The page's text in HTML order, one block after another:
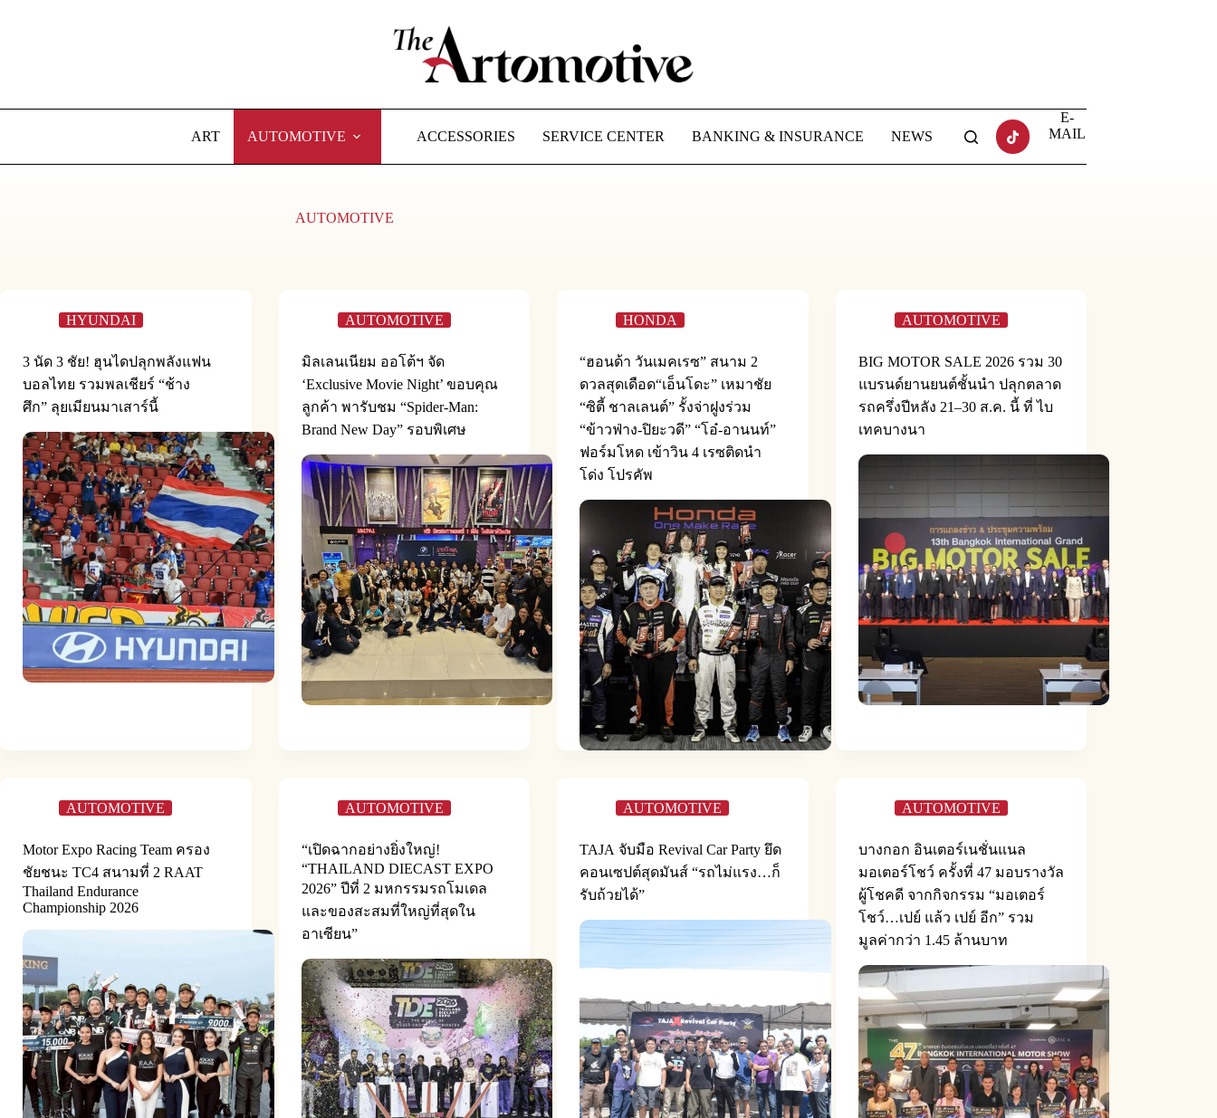
ART AUTOMOTIVE ACCESSORIES SERVICE CENTER BANKING & INSURANCE NEWS
E-
MAIL
AUTOMOTIVE
HYUNDAI
3 นัด 3 ชัย! ฮุนไดปลุกพลังแฟน
บอลไทย รวมพลเชียร์ “ช้าง
ศึก” ลุยเมียนมาเสาร์นี้
AUTOMOTIVE
มิลเลนเนียม ออโต้ฯ จัด
‘Exclusive Movie Night’ ขอบคุณ
ลูกค้า พารับชม “Spider-Man:
Brand New Day” รอบพิเศษ
HONDA
“ฮอนด้า วันเมคเรซ” สนาม 2
ดวลสุดเดือด“เอ็นโดะ” เหมาชัย
“ซิตี้ ชาลเลนต์” รั้งจ่าฝูงร่วม
“ข้าวฟ่าง-ปิยะวดี” “โอ๋-อานนท์”
ฟอร์มโหด เข้าวิน 4 เรซติดนำ
โด่ง โปรคัพ
AUTOMOTIVE
BIG MOTOR SALE 2026 รวม 30
แบรนด์ยานยนต์ชั้นนำ ปลุกตลาด
รถครึ่งปีหลัง 21–30 ส.ค. นี้ ที่ ไบ
เทคบางนา
AUTOMOTIVE
Motor Expo Racing Team ครอง
ชัยชนะ TC4 สนามที่ 2 RAAT
Thailand Endurance
Championship 2026
AUTOMOTIVE
“เปิดฉากอย่างยิ่งใหญ่!
“THAILAND DIECAST EXPO
2026” ปีที่ 2 มหกรรมรถโมเดล
และของสะสมที่ใหญ่ที่สุดใน
อาเซียน”
AUTOMOTIVE
TAJA จับมือ Revival Car Party ยึด
คอนเซปต์สุดมันส์ “รถไม่แรง…ก็
รับถ้วยได้”
AUTOMOTIVE
บางกอก อินเตอร์เนชั่นแนล
มอเตอร์โชว์ ครั้งที่ 47 มอบรางวัล
ผู้โชคดี จากกิจกรรม “มอเตอร์
โชว์…เปย์ แล้ว เปย์ อีก” รวม
มูลค่ากว่า 1.45 ล้านบาท